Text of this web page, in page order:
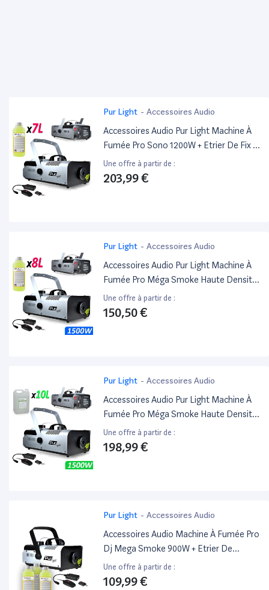
Pur Light - Accessoires Audio
Accessoires Audio Pur Light Machine À
Fumée Pro Sono 1200W + Etrier De Fix +
2 Télécommandes Newark1200 + 7L
Liquide
Une offre à partir de :
203,99 €
Pur Light - Accessoires Audio
Accessoires Audio Pur Light Machine À
Fumée Pro Méga Smoke Haute Densité
1500W + Etrier De Fix + 2
Télécommandes Newark1500 +8L
Une offre à partir de :
150,50 €
Pur Light - Accessoires Audio
Accessoires Audio Pur Light Machine À
Fumée Pro Méga Smoke Haute Densité
1500W + Etrier De Fix + 2
Télécommandes Newark1500 +10L
Une offre à partir de :
198,99 €
Pur Light - Accessoires Audio
Accessoires Audio Machine À Fumée Pro
Dj Mega Smoke 900W + Etrier De
Fixation + 2 Télécommande +3L De
Liquide Pur Light Newark900
Une offre à partir de :
109,99 €